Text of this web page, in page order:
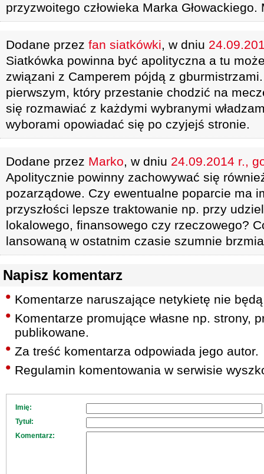
przyzwoitego człowieka Marka Głowackiego.
Dodane przez fan siatkówki, w dniu
Siatkówka powinna być apolityczna a tu
związani z Camperem pójdą z
pierwszym, który przestanie chodzić na
się rozmawiać z każdymi wybranymi
wyborami opowiadać się po czyjejś stronie.
Dodane przez Marko, w dniu 24.09.2014 r.,
Apolitycznie powinny zachowywać się
pozarządowe. Czy ewentualne poparcie ma
przyszłości lepsze traktowanie np. przy
lokalowego, finansowego czy rzeczowego?
lansowaną w ostatnim czasie szumnie
Napisz komentarz
Komentarze naruszające netykietę nie
Komentarze promujące własne np. strony,
publikowane.
Za treść komentarza odpowiada jego autor.
Regulamin komentowania w serwisie
Imię:
Tytuł:
Komentarz: